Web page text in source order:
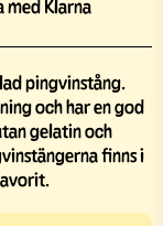
med Klarna
pingvinstång.
och har en god
gelatin och
finns i